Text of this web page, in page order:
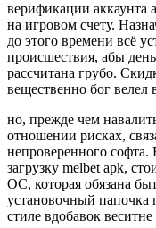
верификации аккаунта
на игровом счету.
до этого времени всё
происшествия, абы
рассчитана грубо.
вещественно бог велел
но, прежде чем
отношении рисках,
непроверенного софта.
загрузку melbet apk,
ОС, которая обязана
установочный
стиле вдобавок